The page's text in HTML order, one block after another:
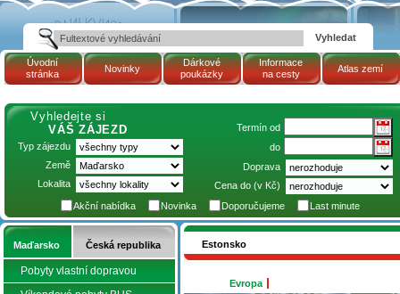
Úvodní
stránka
Novinky
Dárkové
poukázky
Informace
na cesty
Atlas zemí
Vyhledejte si
VÁŠ ZÁJEZD
Typ zájezdu
Země
Lokalita
Termín od
do
Doprava
Cena do (v Kč)
Akční nabídka
Novinka Doporučujeme Last minute
Maďarsko Česká republika
Pobyty vlastní dopravou
Estonsko
Evropa